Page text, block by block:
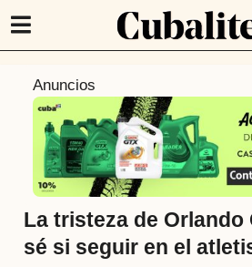
t
á
Anuncios
La tristeza de Orlando
sé si seguir en el